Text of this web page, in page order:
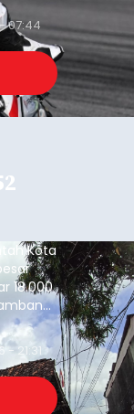
07:44
Kota
18.000
pada
- 21:31